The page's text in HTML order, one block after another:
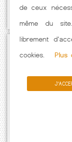
caractéristiques de
de ceux
même du
librement
cookies.
Plus